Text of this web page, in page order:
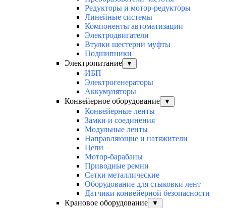
Редукторы и мотор-редукторы
Линейные системы
Компоненты автоматизации
Электродвигатели
Втулки шестерни муфты
Подшипники
Электропитание
▼
ИБП
Электрогенераторы
Аккумуляторы
Конвейерное оборудование
▼
Конвейерные ленты
Замки и соединения
Модульные ленты
Направляющие и натяжители
Цепи
Мотор-барабаны
Приводные ремни
Сетки металлические
Оборудование для стыковки лент
Датчики конвейерной безопасности
Крановое оборудование
▼